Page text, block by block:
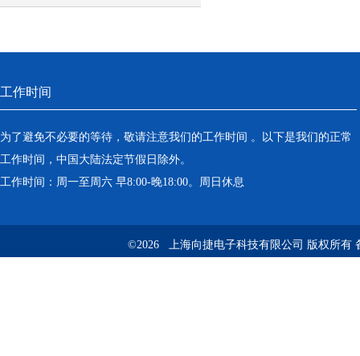
工作时间
为了避免不必要的等待，敬请注意我们的工作时间 。以下是我们的正常
工作时间，中国大陆法定节假日除外。
工作时间：周一至周六 早8:00-晚18:00。周日休息
©2026 上海向捷电子科技有限公司 版权所有